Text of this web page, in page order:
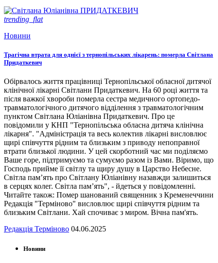
trending_flat
Новини
Трагічна втрата для однієї з тернопільських лікарень: померла Світлана
Придаткевич
Обірвалось життя працівниці Тернопільської обласної дитячої
клінічної лікарні Світлани Придаткевич. На 60 році життя та
після важкої хвороби померла сестра медичного ортопедо-
травматологічного дитячого відділення з травматологічним
пунктом Світлана Юліанівна Придаткевич. Про це
повідомили у КНП "Тернопільська обласна дитяча клінічна
лікарня". "Адміністрація та весь колектив лікарні висловлює
щирі співчуття рідним та близьким з приводу непоправної
втрати близької людини. У цей скорботний час ми поділяємо
Ваше горе, підтримуємо та сумуємо разом із Вами. Віримо, що
Господь прийме її світлу та щиру душу в Царство Небесне.
Світла пам’ять про Світлану Юліанівну назавжди залишиться
в серцях колег. Світла пам’ять", - йдеться у повідомленні.
Читайте також: Помер шанований священник з Кременеччини
Редакція "Терміново" висловлює щирі співчуття рідним та
близьким Світлани. Хай спочиває з миром. Вічна пам'ять.
Редакція Терміново 04.06.2025
Новини